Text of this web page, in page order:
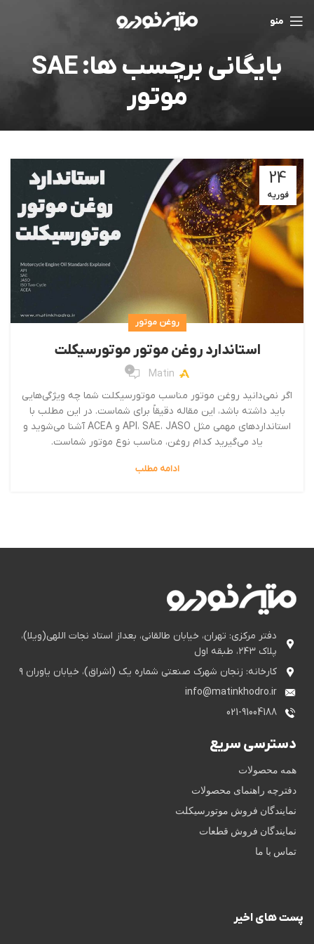
منو
بایگانی برچسب ها: SAE
موتور
24
فوریه
روغن موتور
استاندارد روغن موتور موتورسیکلت
Matin
0
اگر نمی‌دانید روغن موتور مناسب موتورسیکلت شما چه ویژگی‌هایی
باید داشته باشد، این مقاله دقیقاً برای شماست. در این مطلب با
استانداردهای مهمی مثل API، SAE، JASO و ACEA آشنا می‌شوید و
یاد می‌گیرید کدام روغن، مناسب نوع موتور شماست.
ادامه مطلب
دفتر مرکزی: تهران، خیابان طالقانی، بعداز استاد نجات اللهی(ویلا)،
پلاک ۲۴۳، طبقه اول
کارخانه: زنجان شهرک صنعتی شماره یک (اشراق)، خیابان یاوران ۹
info@matinkhodro.ir
021-91004188
دسترسی سریع
همه محصولات
دفترچه راهنمای محصولات
نمایندگان فروش موتورسیکلت
نمایندگان فروش قطعات
تماس با ما
پست های اخیر